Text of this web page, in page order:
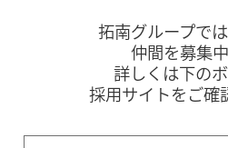
拓南グループで
仲間を募集中
詳しくは下の
採用サイトをご確